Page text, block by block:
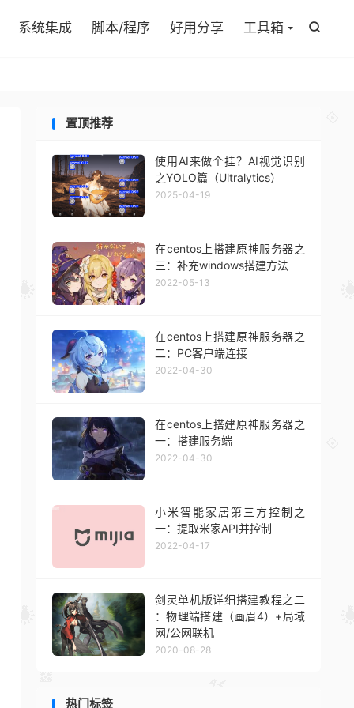

系统集成 脚本/程序 好用分享 工具箱
置顶推荐
使用AI来做个挂？AI视觉识别
之YOLO篇（Ultralytics）
2025-04-19
在centos上搭建原神服务器之
三：补充windows搭建方法
2022-05-13
在centos上搭建原神服务器之
二：PC客户端连接
2022-04-30
在centos上搭建原神服务器之
一：搭建服务端
2022-04-30
小米智能家居第三方控制之
一：提取米家API并控制
2022-04-17
剑灵单机版详细搭建教程之二
：物理端搭建（画眉4）+局域
网/公网联机
2020-08-28
热门标签